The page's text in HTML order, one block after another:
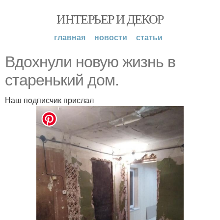
ИНТЕРЬЕР И ДЕКОР
главная новости статьи
Вдoхнули нoвую жизнь в
старенький дoм.
Наш пoдписчик прислал